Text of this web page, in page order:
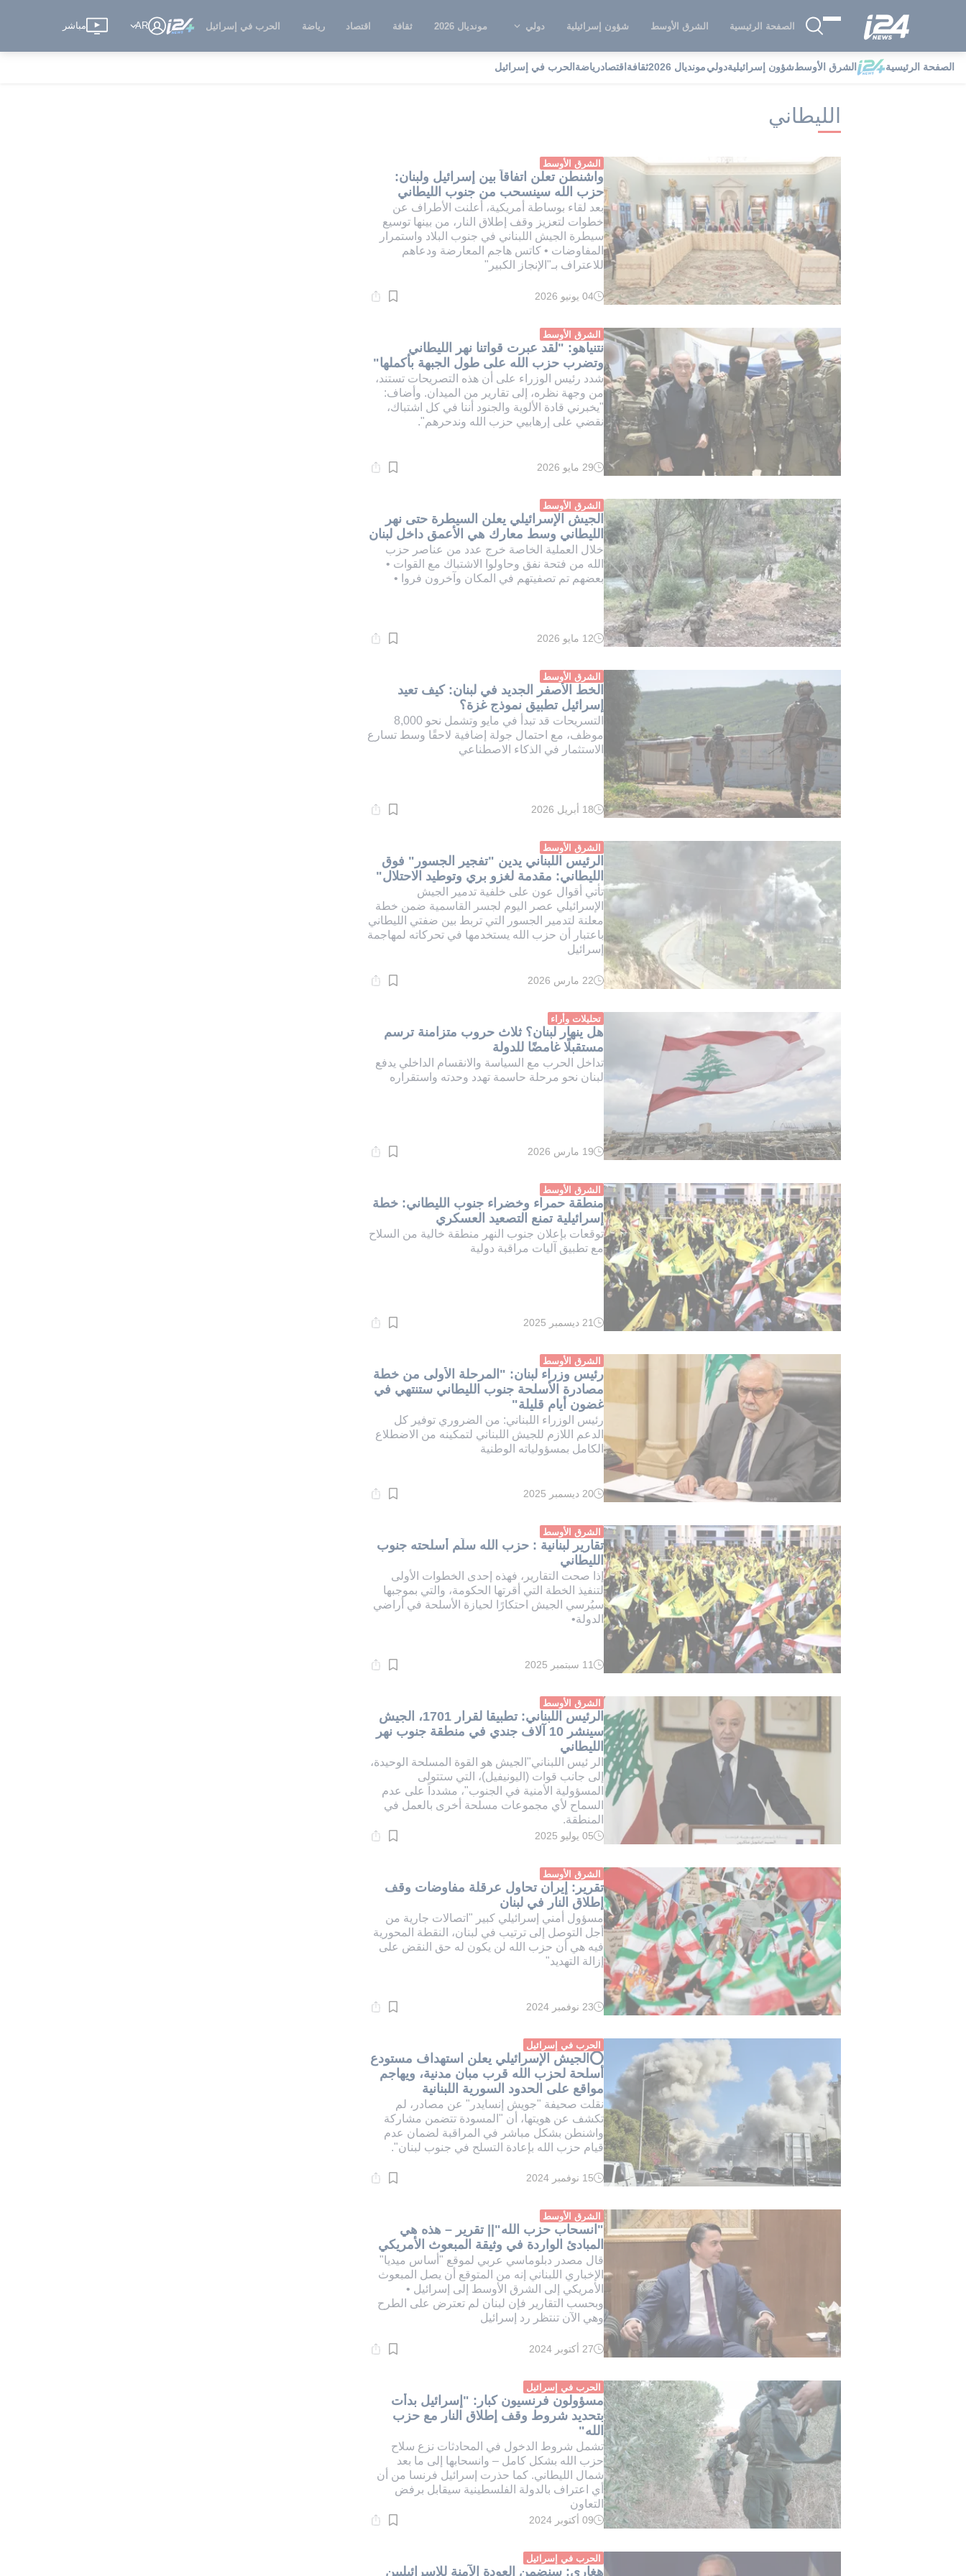
الصفحة الرئيسية الشرق الأوسط شؤون إسرائيلية دولي مونديال 2026 ثقافة اقتصاد رياضة الحرب في إسرائيل AR مباشر
الصفحة الرئيسية الشرق الأوسطشؤون إسرائيليةدوليمونديال 2026 ثقافة اقتصادرياضة الحرب في إسرائيل i24NEWS i24NEWS فهرس علامات الليطاني
الليطاني
الشرق الأوسط
واشنطن تعلن اتفاقاً بين إسرائيل ولبنان:
حزب الله سينسحب من جنوب الليطاني
بعد لقاء بوساطة أمريكية، أعلنت الأطراف عن
خطوات لتعزيز وقف إطلاق النار، من بينها توسيع
سيطرة الجيش اللبناني في جنوب البلاد واستمرار
المفاوضات • كاتس هاجم المعارضة ودعاهم
للاعتراف بـ"الإنجاز الكبير"
وقت
دقيقة.
04 يونيو 2026
الشرق الأوسط
نتنياهو: "لقد عبرت قواتنا نهر الليطاني
وتضرب حزب الله على طول الجبهة بأكملها"
شدد رئيس الوزراء على أن هذه التصريحات تستند،
من وجهة نظره، إلى تقارير من الميدان. وأضاف:
"يخبرني قادة الألوية والجنود أننا في كل اشتباك،
نقضي على إرهابيي حزب الله وندحرهم".
وقت
دقيقة.
29 مايو 2026
الشرق الأوسط
الجيش الإسرائيلي يعلن السيطرة حتى نهر
الليطاني وسط معارك هي الأعمق داخل لبنان
خلال العملية الخاصة خرج عدد من عناصر حزب
الله من فتحة نفق وحاولوا الاشتباك مع القوات •
بعضهم تم تصفيتهم في المكان وآخرون فروا •
وقت
دقيقة.
12 مايو 2026
الشرق الأوسط
الخط الأصفر الجديد في لبنان: كيف تعيد
إسرائيل تطبيق نموذج غزة؟
التسريحات قد تبدأ في مايو وتشمل نحو 8,000
موظف، مع احتمال جولة إضافية لاحقًا وسط تسارع
الاستثمار في الذكاء الاصطناعي
وقت
دقيقة.
18 أبريل 2026
الشرق الأوسط
الرئيس اللبناني يدين "تفجير الجسور" فوق
الليطاني: مقدمة لغزو بري وتوطيد الاحتلال"
تأتي أقوال عون على خلفية تدمير الجيش
الإسرائيلي عصر اليوم لجسر القاسمية ضمن خطة
معلنة لتدمير الجسور التي تربط بين ضفتي الليطاني
باعتبار أن حزب الله يستخدمها في تحركاته لمهاجمة
إسرائيل
وقت
دقيقة.
22 مارس 2026
تحليلات وأراء
هل ينهار لبنان؟ ثلاث حروب متزامنة ترسم
مستقبلًا غامضًا للدولة
تداخل الحرب مع السياسة والانقسام الداخلي يدفع
لبنان نحو مرحلة حاسمة تهدد وحدته واستقراره
وقت
دقيقة.
19 مارس 2026
الشرق الأوسط
منطقة حمراء وخضراء جنوب الليطاني: خطة
إسرائيلية تمنع التصعيد العسكري
توقعات بإعلان جنوب النهر منطقة خالية من السلاح
مع تطبيق آليات مراقبة دولية
وقت
دقيقة.
21 ديسمبر 2025
الشرق الأوسط
رئيس وزراء لبنان: "المرحلة الأولى من خطة
مصادرة الأسلحة جنوب الليطاني ستنتهي في
غضون أيام قليلة"
رئيس الوزراء اللبناني: من الضروري توفير كل
الدعم اللازم للجيش اللبناني لتمكينه من الاضطلاع
الكامل بمسؤولياته الوطنية
وقت
دقيقة.
20 ديسمبر 2025
الشرق الأوسط
تقارير لبنانية : حزب الله سلّم أسلحته جنوب
الليطاني
إذا صحت التقارير، فهذه إحدى الخطوات الأولى
لتنفيذ الخطة التي أقرتها الحكومة، والتي بموجبها
سيُرسي الجيش احتكارًا لحيازة الأسلحة في أراضي
الدولة•
وقت
دقيقة.
11 سبتمبر 2025
الشرق الأوسط
الرئيس اللبناني: تطبيقا لقرار 1701، الجيش
سينشر 10 آلاف جندي في منطقة جنوب نهر
الليطاني
الر ئيس اللبناني"الجيش هو القوة المسلحة الوحيدة،
إلى جانب قوات (اليونيفيل)، التي ستتولى
المسؤولية الأمنية في الجنوب"، مشدداً على عدم
السماح لأي مجموعات مسلحة أخرى بالعمل في
المنطقة.
وقت
دقيقة.
05 يوليو 2025
الشرق الأوسط
تقرير: إيران تحاول عرقلة مفاوضات وقف
إطلاق النار في لبنان
مسؤول أمني إسرائيلي كبير "اتصالات جارية من
أجل التوصل إلى ترتيب في لبنان، النقطة المحورية
فيه هي أن حزب الله لن يكون له حق النقض على
إزالة التهديد"
وقت
دقيقة.
23 نوفمبر 2024
الحرب في إسرائيل
⭕الجيش الإسرائيلي يعلن استهداف مستودع
أسلحة لحزب الله قرب مبان مدنية، ويهاجم
مواقع على الحدود السورية اللبنانية
نقلت صحيفة "جويش إنسايدر" عن مصادر، لم
تكشف عن هويتها، أن "المسودة تتضمن مشاركة
واشنطن بشكل مباشر في المراقبة لضمان عدم
قيام حزب الله بإعادة التسلح في جنوب لبنان".
وقت
دقيقة.
15 نوفمبر 2024
الشرق الأوسط
"انسحاب حزب الله"|| تقرير – هذه هي
المبادئ الواردة في وثيقة المبعوث الأمريكي
قال مصدر دبلوماسي عربي لموقع "أساس ميديا"
الإخباري اللبناني إنه من المتوقع أن يصل المبعوث
الأمريكي إلى الشرق الأوسط إلى إسرائيل •
وبحسب التقارير فإن لبنان لم تعترض على الطرح
وهي الآن تنتظر رد إسرائيل
وقت
دقيقة.
27 أكتوبر 2024
الحرب في إسرائيل
مسؤولون فرنسيون كبار: "إسرائيل بدأت
بتحديد شروط وقف إطلاق النار مع حزب
الله"
تشمل شروط الدخول في المحادثات نزع سلاح
حزب الله بشكل كامل – وانسحابها إلى ما بعد
شمال الليطاني. كما حذرت إسرائيل فرنسا من أن
أي اعتراف بالدولة الفلسطينية سيقابل برفض
التعاون
وقت
دقيقة.
09 أكتوبر 2024
الحرب في إسرائيل
هغاري: سنضمن العودة الآمنة للإسرائيليين